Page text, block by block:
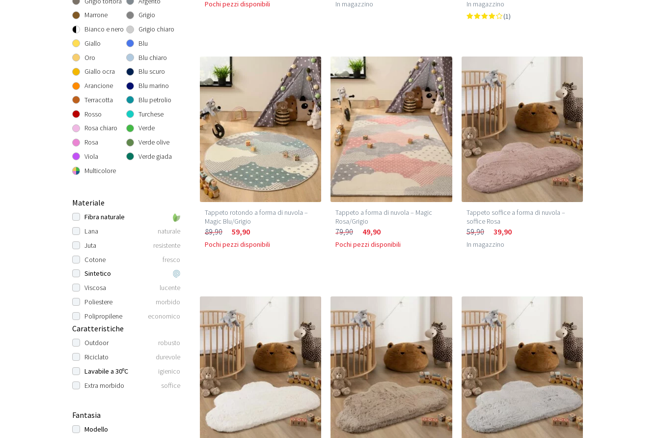
Rotondo 300 cm
300x300 cm
160x230 cm
200x290 cm
240x340 cm
Marrone
Bianco e nero
Giallo
Oro
Giallo ocra
Arancione
Terracotta
Rosso
Rosa chiaro
Rosa
Viola
Multicolore
Grigio
Grigio chiaro
Blu
Blu chiaro
Blu scuro
Blu marino
Blu petrolio
Turchese
Verde
Verde olive
Verde giada
Materiale
Fibra naturale
Lana
naturale
Juta
resistente
Cotone
fresco
Sintetico
Viscosa
lucente
Poliestere
morbido
Polipropilene
economico
Caratteristiche
Outdoor
robusto
Riciclato
durevole
Lavabile a 30ºC
igienico
Extra morbido
soffice
Fantasia
Modello
Pochi pezzi disponibili In magazzino
In magazzino
(1)
Tappeto rotondo a forma di nuvola –
Magic Blu/Grigio
89,90 59,90
Pochi pezzi disponibili
Tappeto a forma di nuvola – Magic
Rosa/Grigio
79,90 49,90
Pochi pezzi disponibili
Tappeto soffice a forma di nuvola –
soffice Rosa
59,90 39,90
In magazzino